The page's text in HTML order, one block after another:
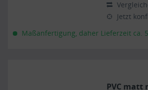
Jetzt
Maßanfertigung, daher Lieferzeit ca.
PVC matt